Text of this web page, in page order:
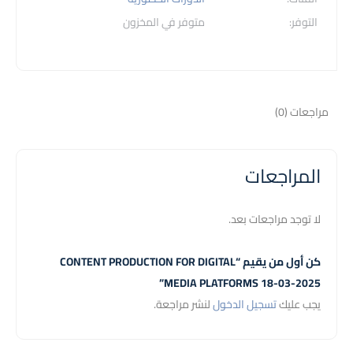
03-
2025
التوفر:
متوفر في المخزون
مراجعات (0)
المراجعات
لا توجد مراجعات بعد.
كن أول من يقيم “CONTENT PRODUCTION FOR DIGITAL
MEDIA PLATFORMS 18-03-2025”
يجب عليكتسجيل الدخوللنشر مراجعة.